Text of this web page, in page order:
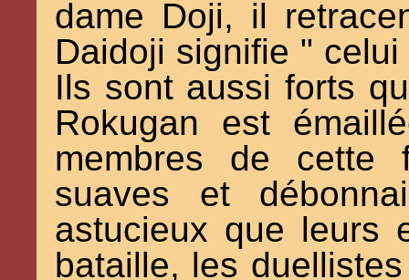
dame Doji, il
Daidoji signifie "
Ils sont aussi forts
Rokugan est
membres de cette
suaves et
astucieux que leurs
bataille, les